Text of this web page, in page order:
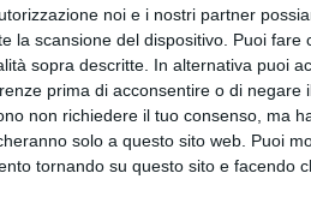
noi e i nostri partner
la scansione del dispositivo. Puoi
sopra descritte. In alternativa puoi
prima di acconsentire o di negare
non richiedere il tuo consenso, ma
solo a questo sito web. Puoi
tornando su questo sito e facendo